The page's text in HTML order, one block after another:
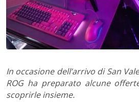
In occasione dell’arrivo di San
ROG ha preparato alcune
scoprirle insieme.